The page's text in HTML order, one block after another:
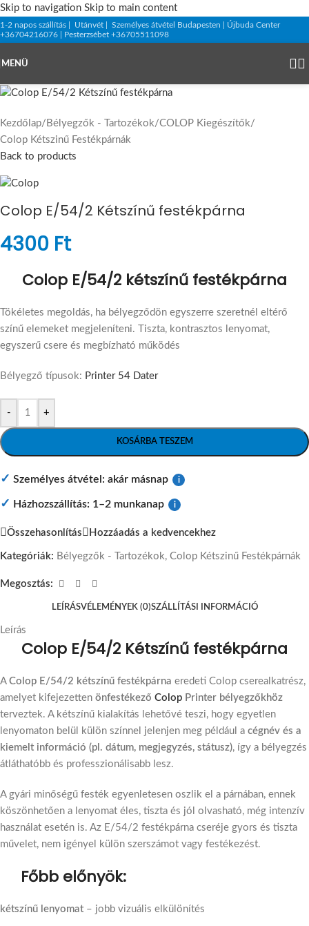
Skip to navigation Skip to main content
1-2 napos szállítás | Utánvét | Személyes átvétel Budapesten | Újbuda Center
+36704216076 | Pesterzsébet +36705511098
MENÜ
Kezdőlap/ Bélyegzők - Tartozékok/COLOP Kiegészítők/
Colop Kétszinű Festékpárnák
Back to products
Colop E/54/2 Kétszínű festékpárna
4300 Ft
Colop E/54/2 kétszínű festékpárna
Tökéletes megoldás, ha bélyegződön egyszerre szeretnél eltérő
színű elemeket megjeleníteni. Tiszta, kontrasztos lenyomat,
egyszerű csere és megbízható működés
Bélyegző típusok: Printer 54 Dater
- +
KOSÁRBA TESZEM
✓ Személyes átvétel: akár másnap i
✓ Házhozszállítás: 1–2 munkanap i
Összehasonlítás Hozzáadás a kedvencekhez
Kategóriák: Bélyegzők - Tartozékok, Colop Kétszinű Festékpárnák
Megosztás:
LEÍRÁSVÉLEMÉNYEK (0)SZÁLLÍTÁSI INFORMÁCIÓ
Leírás
Colop E/54/2 Kétszínű festékpárna
A Colop E/54/2 kétszínű festékpárna eredeti Colop cserealkatrész,
amelyet kifejezetten önfestékező Colop Printer bélyegzőkhöz
terveztek. A kétszínű kialakítás lehetővé teszi, hogy egyetlen
lenyomaton belül külön színnel jelenjen meg például a cégnév és a
kiemelt információ (pl. dátum, megjegyzés, státusz), így a bélyegzés
átláthatóbb és professzionálisabb lesz.
A gyári minőségű festék egyenletesen oszlik el a párnában, ennek
köszönhetően a lenyomat éles, tiszta és jól olvasható, még intenzív
használat esetén is. Az E/54/2 festékpárna cseréje gyors és tiszta
művelet, nem igényel külön szerszámot vagy festékezést.
Főbb előnyök:
kétszínű lenyomat– jobb vizuális elkülönítés